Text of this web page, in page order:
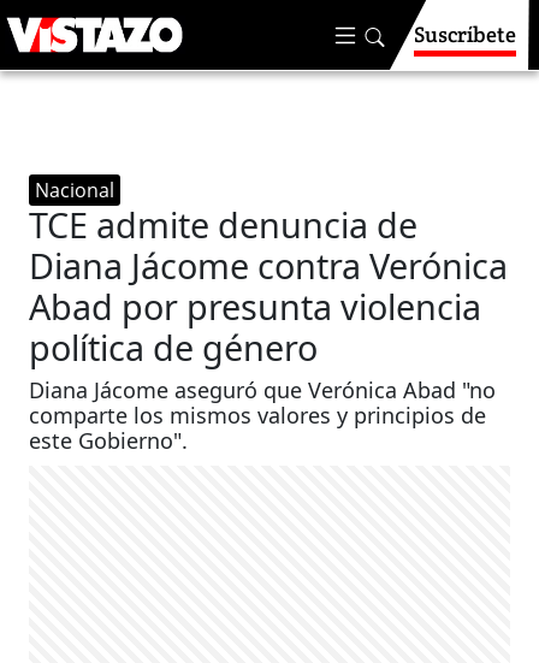
Suscríbete
Nacional
TCE admite denuncia de
Diana Jácome contra Verónica
Abad por presunta violencia
política de género
Diana Jácome aseguró que Verónica Abad "no
comparte los mismos valores y principios de
este Gobierno".